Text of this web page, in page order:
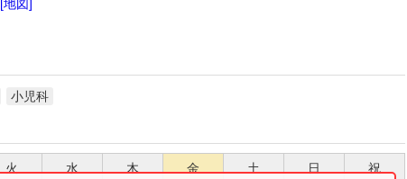
[地図]
小児科
火 水 木 金 土 日 祝